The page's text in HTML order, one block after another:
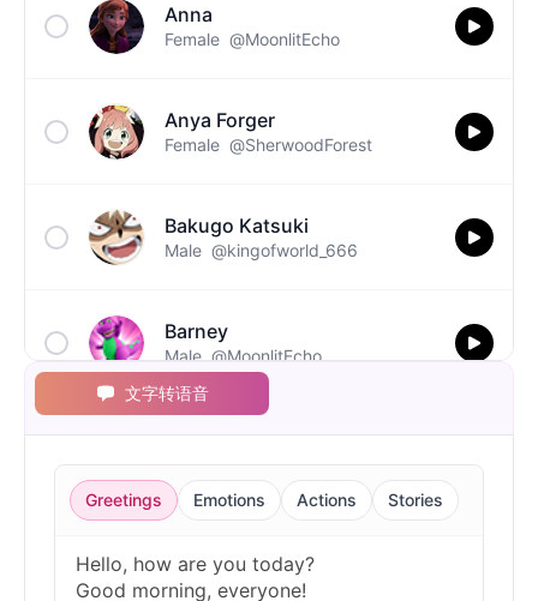
Anna
Female @MoonlitEcho
Anya Forger
Female @SherwoodForest
Bakugo Katsuki
Male @kingofworld_666
Barney
Male @MoonlitEcho
Bluey
Female @EchoVale
Male @IdeaSynth
文字转语音
Greetings Emotions Actions Stories